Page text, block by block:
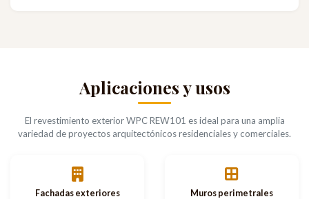
Aplicaciones y usos
El revestimiento exterior WPC REW101 es ideal para una amplia
variedad de proyectos arquitectónicos residenciales y comerciales.
Fachadas exteriores Muros perimetrales